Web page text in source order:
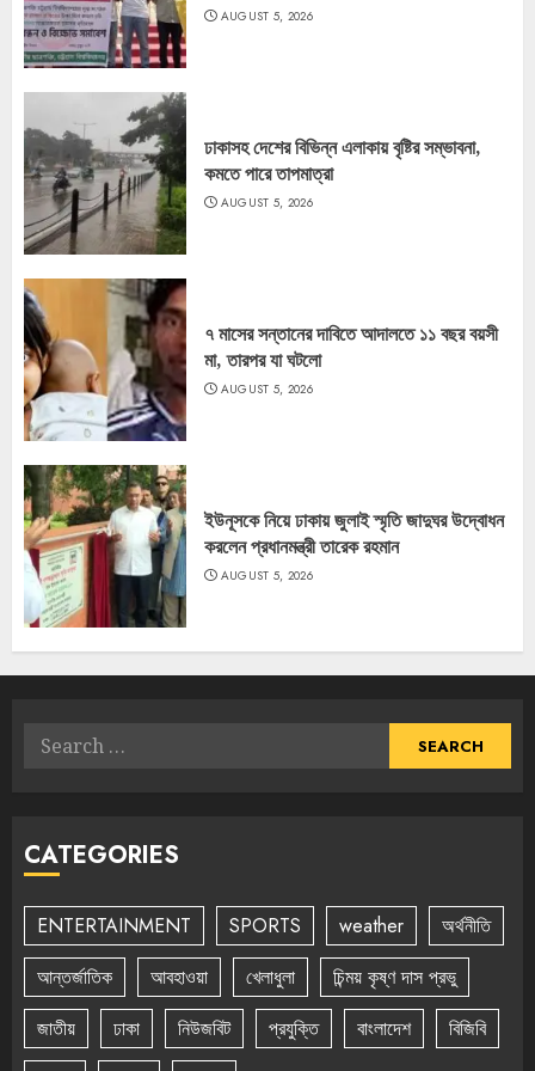
AUGUST 5, 2026
ঢাকাসহ দেশের বিভিন্ন এলাকায় বৃষ্টির সম্ভাবনা,
কমতে পারে তাপমাত্রা
AUGUST 5, 2026
৭ মাসের সন্তানের দাবিতে আদালতে ১১ বছর বয়সী
মা, তারপর যা ঘটলো
AUGUST 5, 2026
ইউনূসকে নিয়ে ঢাকায় জুলাই স্মৃতি জাদুঘর উদ্বোধন
করলেন প্রধানমন্ত্রী তারেক রহমান
AUGUST 5, 2026
Search
CATEGORIES
ENTERTAINMENT SPORTS weather
অর্থনীতি
আন্তর্জাতিক
আবহাওয়া খেলাধুলা
চিন্ময় কৃষ্ণ দাস প্রভু
জাতীয়
ঢাকা নিউজবিট প্রযুক্তি বাংলাদেশ
বিজিবি